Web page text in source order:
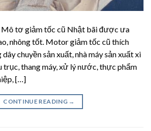
tơ giảm tốc cũ Nhật bãi được ưa
nhông tốt. Motor giảm tốc cũ thích
chuyền sản xuất, nhà máy sản xuất xi
trục, thang máy, xử lý nước, thực phẩm
[…]
CONTINUE READING →